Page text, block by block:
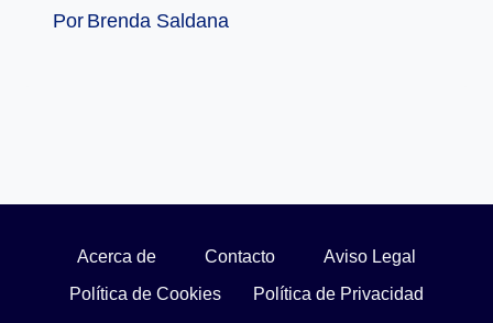
Por Brenda Saldana
Acerca de Contacto Aviso Legal
Política de Cookies Política de Privacidad